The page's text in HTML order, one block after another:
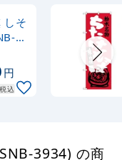
購入不可
のぼりポール
しそ
円
税込
3934) の商